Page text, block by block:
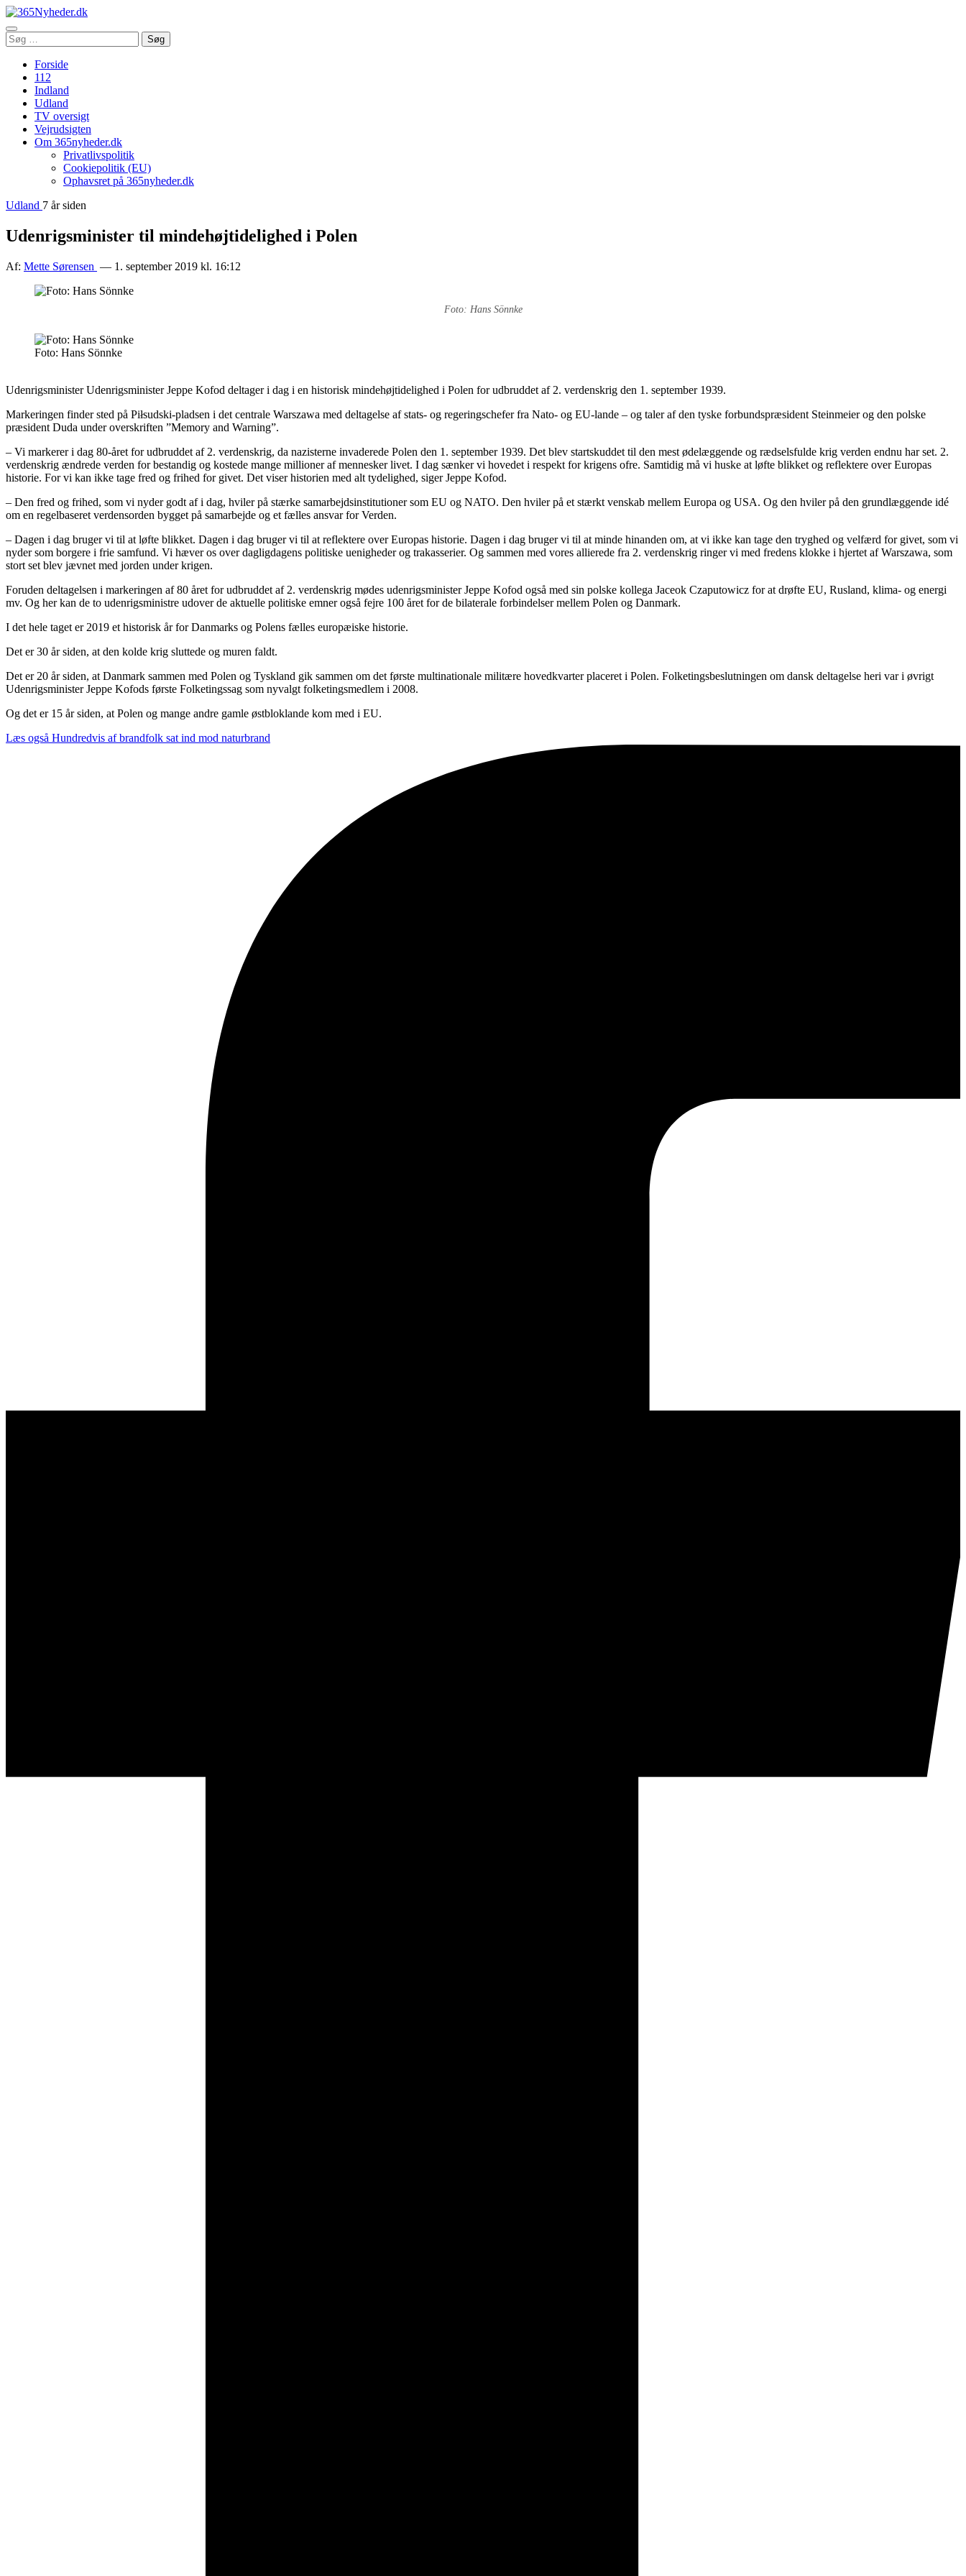
Åbn
menu
Søg
efter:
Søg
Forside
112
Indland
Udland
TV oversigt
Vejrudsigten
Om 365nyheder.dk
Privatlivspolitik
Cookiepolitik (EU)
Ophavsret på 365nyheder.dk
Udland 7 år siden
Udenrigsminister til mindehøjtidelighed i Polen
Af: Mette Sørensen — 1. september 2019 kl. 16:12
Foto: Hans Sönnke
Foto: Hans Sönnke
Udenrigsminister Udenrigsminister Jeppe Kofod deltager i dag i en historisk mindehøjtidelighed i Polen for udbruddet af 2. verdenskrig den 1. september 1939.
Markeringen finder sted på Piłsudski-pladsen i det centrale Warszawa med deltagelse af stats- og regeringschefer fra Nato- og EU-lande – og taler af den tyske forbundspræsident Steinmeier og den polske
præsident Duda under overskriften ”Memory and Warning”.
– Vi markerer i dag 80-året for udbruddet af 2. verdenskrig, da nazisterne invaderede Polen den 1. september 1939. Det blev startskuddet til den mest ødelæggende og rædselsfulde krig verden endnu har set. 2.
verdenskrig ændrede verden for bestandig og kostede mange millioner af mennesker livet. I dag sænker vi hovedet i respekt for krigens ofre. Samtidig må vi huske at løfte blikket og reflektere over Europas
historie. For vi kan ikke tage fred og frihed for givet. Det viser historien med alt tydelighed, siger Jeppe Kofod.
– Den fred og frihed, som vi nyder godt af i dag, hviler på stærke samarbejdsinstitutioner som EU og NATO. Den hviler på et stærkt venskab mellem Europa og USA. Og den hviler på den grundlæggende idé
om en regelbaseret verdensorden bygget på samarbejde og et fælles ansvar for Verden.
– Dagen i dag bruger vi til at løfte blikket. Dagen i dag bruger vi til at reflektere over Europas historie. Dagen i dag bruger vi til at minde hinanden om, at vi ikke kan tage den tryghed og velfærd for givet, som vi
nyder som borgere i frie samfund. Vi hæver os over dagligdagens politiske uenigheder og trakasserier. Og sammen med vores allierede fra 2. verdenskrig ringer vi med fredens klokke i hjertet af Warszawa, som
stort set blev jævnet med jorden under krigen.
Foruden deltagelsen i markeringen af 80 året for udbruddet af 2. verdenskrig mødes udenrigsminister Jeppe Kofod også med sin polske kollega Jaceok Czaputowicz for at drøfte EU, Rusland, klima- og energi
mv. Og her kan de to udenrigsministre udover de aktuelle politiske emner også fejre 100 året for de bilaterale forbindelser mellem Polen og Danmark.
I det hele taget er 2019 et historisk år for Danmarks og Polens fælles europæiske historie.
Det er 30 år siden, at den kolde krig sluttede og muren faldt.
Det er 20 år siden, at Danmark sammen med Polen og Tyskland gik sammen om det første multinationale militære hovedkvarter placeret i Polen. Folketingsbeslutningen om dansk deltagelse heri var i øvrigt
Udenrigsminister Jeppe Kofods første Folketingssag som nyvalgt folketingsmedlem i 2008.
Og det er 15 år siden, at Polen og mange andre gamle østbloklande kom med i EU.
Læs også Hundredvis af brandfolk sat ind mod naturbrand